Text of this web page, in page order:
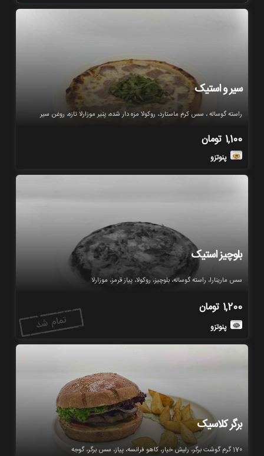
سیر و استیک
راسته گوساله ، سس کرم ماستارد، روکولا مزه دار شده، پنیر موزارلا تازه، روغن سیر
1,100 تومان
پنوتزو
بلوچیز استیک
سس مارینارا، راسته گوساله، بلوچیز، روکولا، پیاز قرمز، موزارلا
1,200 تومان
پنوتزو
برگر کلاسیک
170 گرم گوشت برگر، رلیش خیار، کاهو فرانسه، پیاز، سس برگر، گوجه